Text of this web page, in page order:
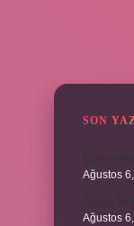
SON
Ağustos
Ağustos